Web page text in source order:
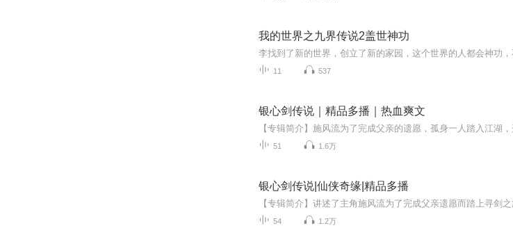
我的世界之九界传说2盖世神功
11 537
银心剑传说｜精品多播｜热血爽文
51 1.6万
银心剑传说|仙侠奇缘|精品多播
54 1.2万